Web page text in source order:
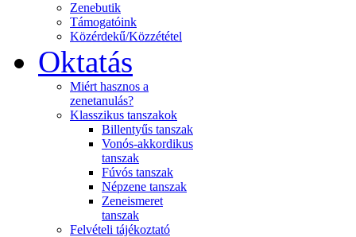
Zenebutik
Támogatóink
Közérdekű/Közzététel
Oktatás
Miért hasznos a
zenetanulás?
Klasszikus tanszakok
Billentyűs tanszak
Vonós-akkordikus
tanszak
Fúvós tanszak
Népzene tanszak
Zeneismeret
tanszak
Felvételi tájékoztató